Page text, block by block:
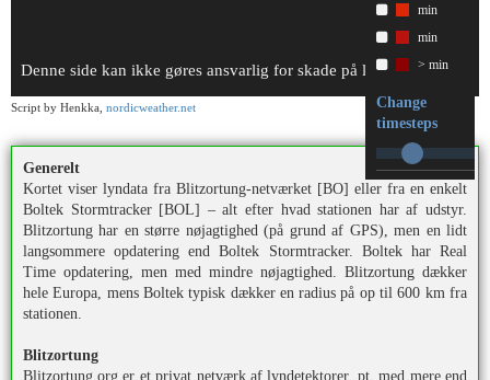
min
min
> min
Change
timesteps
Denne side kan ikke gøres ansvarlig for skade på liv og ejendom!
Script by Henkka, nordicweather.net
Generelt
Kortet viser lyndata fra Blitzortung-netværket [BO] eller fra en enkelt
Boltek Stormtracker [BOL] – alt efter hvad stationen har af udstyr.
Blitzortung har en større nøjagtighed (på grund af GPS), men en lidt
langsommere opdatering end Boltek Stormtracker. Boltek har Real
Time opdatering, men med mindre nøjagtighed. Blitzortung dækker
hele Europa, mens Boltek typisk dækker en radius på op til 600 km fra
stationen.
Blitzortung
Blitzortung.org er et privat netværk af lyndetektorer, pt. med mere end